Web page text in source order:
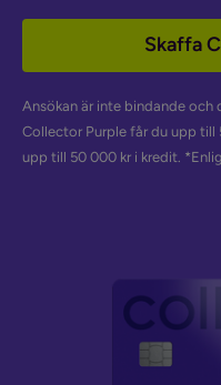
Skaffa
Ansökan är inte bindande och
Collector Purple får du upp till
upp till 50 000 kr i kredit.